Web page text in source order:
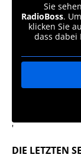
Sie
RadioBoss.
klicken Sie
dass dabei
'
DIE LETZTEN